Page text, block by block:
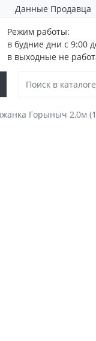
Данные Продавца
Режим работы:
в будние дни с 9:00
в выходные не
Горыныч 2,0м